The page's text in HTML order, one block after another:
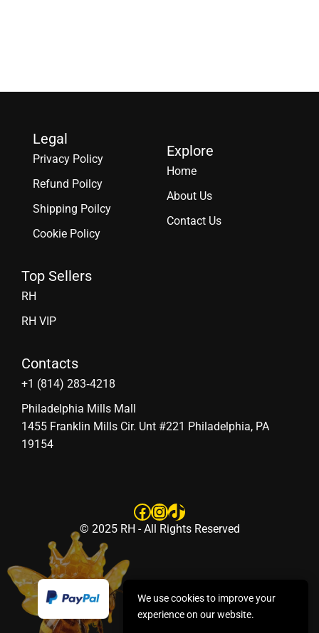
Legal
Privacy Policy
Refund Poilcy
Shipping Poilcy
Cookie Policy
Explore
Home
About Us
Contact Us
Top Sellers
RH
RH VIP
Contacts
‪+1 (814) 283‑4218
Philadelphia Mills Mall
1455 Franklin Mills Cir. Unt #221 Philadelphia, PA
19154
Facebook
Instagram
TikTok
© 2025 RH - All Rights Reserved
We use cookies to improve your
experience on our website.